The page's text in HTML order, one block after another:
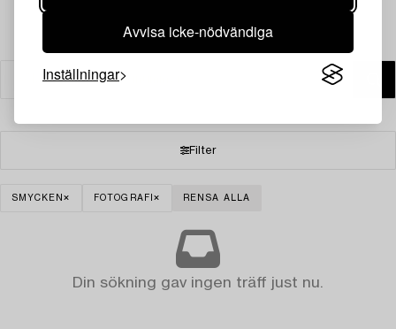
Avvisa icke-nödvändiga
Inställningar
Filter
SMYCKEN FOTOGRAFI RENSA ALLA
Din sökning gav ingen träff just nu.